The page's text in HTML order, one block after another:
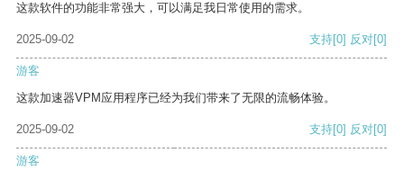
这款软件的功能非常强大，可以满足我日常使用的需求。
2025-09-02 支持[0] 反对[0]
游客
这款加速器VPM应用程序已经为我们带来了无限的流畅体验。
2025-09-02 支持[0] 反对[0]
游客